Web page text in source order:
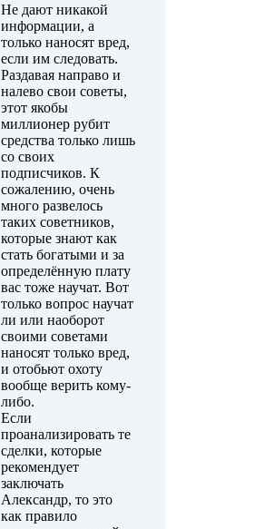
Не дают никакой
информации, а
только наносят вред,
если им следовать.
Раздавая направо и
налево свои советы,
этот якобы
миллионер рубит
средства только лишь
со своих
подписчиков. К
сожалению, очень
много развелось
таких советников,
которые знают как
стать богатыми и за
определённую плату
вас тоже научат. Вот
только вопрос научат
ли или наоборот
своими советами
наносят только вред,
и отобьют охоту
вообще верить кому-
либо.
Если
проанализировать те
сделки, которые
рекомендует
заключать
Александр, то это
как правило